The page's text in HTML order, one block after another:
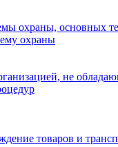
охраны, основных
охраны
не
товаров и